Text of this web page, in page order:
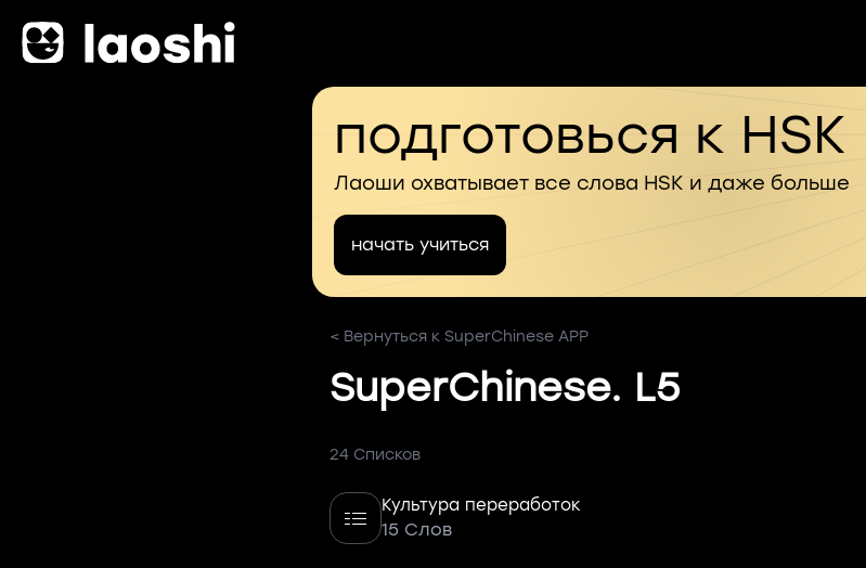
подготовься к HSK
Лаоши охватывает все слова HSK и даже больше
начать учиться
< Вернуться к SuperChinese APP
SuperChinese. L5
24 Списков
Культура переработок
15 Слов